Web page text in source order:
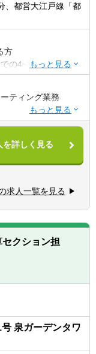
スペシャリスト・
主任1名）
、都営大江戸線「都
方
の4~8年間の専門職
計処理に関する知
資産運用に関する
は米国公認会計士
ナリスト又はCFAの
ョン能力があるこ
を創るリーディン
して何よりも社員
、「2028年までに
」ことを目指し
で非喫煙者である
ています。
ティング業務
務報告業務
融庁検査対応、投
応 など
＞
報告業務
資産チーム＞
計に関する管理、
発・保守に関する
応債券に関する管
＞
含む）
を詳しく見る
求人一覧を見る
クション担
泉ガーデンタワ